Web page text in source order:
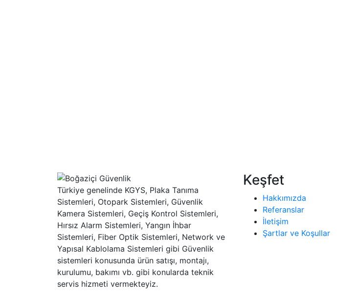
Türkiye genelinde KGYS, Plaka Tanıma
Sistemleri, Otopark Sistemleri, Güvenlik
Kamera Sistemleri, Geçiş Kontrol Sistemleri,
Hırsız Alarm Sistemleri, Yangın İhbar
Sistemleri, Fiber Optik Sistemleri, Network ve
Yapısal Kablolama Sistemleri gibi Güvenlik
sistemleri konusunda ürün satışı, montajı,
kurulumu, bakımı vb. gibi konularda teknik
servis hizmeti vermekteyiz.
Keşfet
Hakkımızda
Referanslar
İletişim
Şartlar ve Koşullar